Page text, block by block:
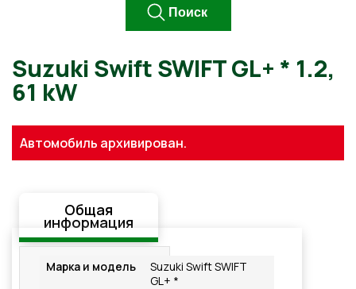
Suzuki Swift SWIFT GL+ *
Автомобиль архивирован.
Общая
информация
Стандартная
комплектация
Марка и модель
Suzuki Swift SWIFT
GL+ *